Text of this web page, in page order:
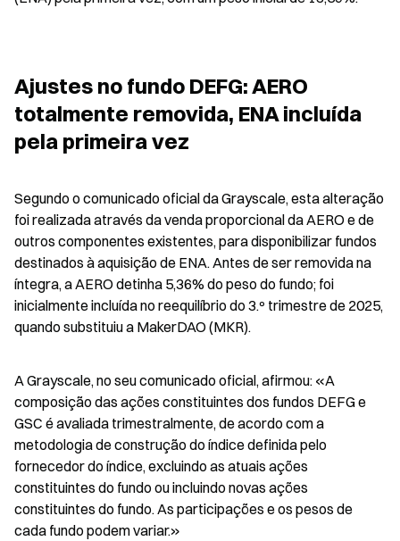
Ajustes no fundo DEFG: AERO
totalmente removida, ENA incluída
pela primeira vez
Segundo o comunicado oficial da Grayscale, esta alteração
foi realizada através da venda proporcional da AERO e de
outros componentes existentes, para disponibilizar fundos
destinados à aquisição de ENA. Antes de ser removida na
íntegra, a AERO detinha 5,36% do peso do fundo; foi
inicialmente incluída no reequilíbrio do 3.º trimestre de 2025,
quando substituiu a MakerDAO (MKR).
A Grayscale, no seu comunicado oficial, afirmou: «A
composição das ações constituintes dos fundos DEFG e
GSC é avaliada trimestralmente, de acordo com a
metodologia de construção do índice definida pelo
fornecedor do índice, excluindo as atuais ações
constituintes do fundo ou incluindo novas ações
constituintes do fundo. As participações e os pesos de
cada fundo podem variar.»